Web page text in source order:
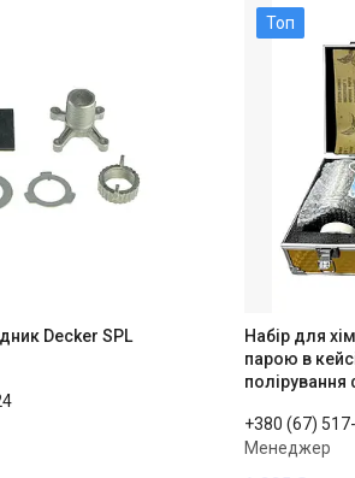
Decker SPL
Топ
Набір для
парою в
+380 (67)
Менеджер